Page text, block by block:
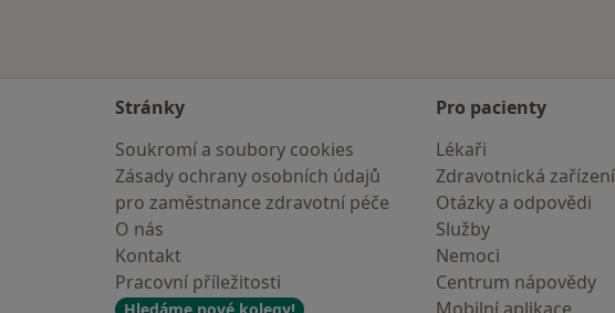
Stránky
Soukromí a soubory cookies
Zásady ochrany osobních údajů
pro zaměstnance zdravotní péče
O nás
Kontakt
Pracovní příležitosti
Pro pacienty
Lékaři
Zdravotnická zařízení
Otázky a odpovědi
Služby
Nemoci
Centrum nápovědy